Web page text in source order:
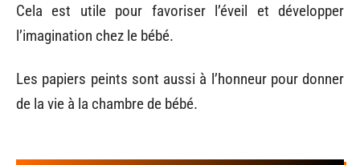
Cela est utile pour favoriser l’éveil et développer
l’imagination chez le bébé.
Les papiers peints sont aussi à l’honneur pour donner
de la vie à la chambre de bébé.